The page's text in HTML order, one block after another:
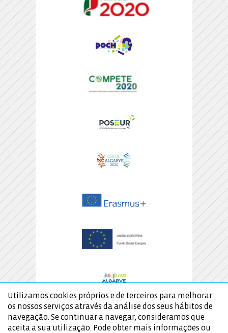
Utilizamos cookies próprios e de terceiros para melhorar
os nossos serviços através da análise dos seus hábitos de
navegação. Se continuar a navegar, consideramos que
aceita a sua utilização. Pode obter mais informações ou